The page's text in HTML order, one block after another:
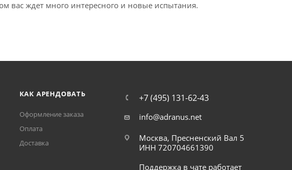
вас ждет много интересного и новые испытания.
КАК АРЕНДОВАТЬ
Оформление заказа
Оплата
Доставка
+7 (495) 131-62-43
info@adranus.net
Москва, Пресненский Вал 5
ИНН 720704661390
Поддержка в чате работает